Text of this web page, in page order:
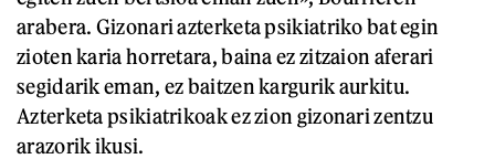
arabera. Gizonari azterketa psikiatriko bat egin
zioten karia horretara, baina ez zitzaion aferari
segidarik eman, ez baitzen kargurik aurkitu.
Azterketa psikiatrikoak ez zion gizonari zentzu
arazorik ikusi.